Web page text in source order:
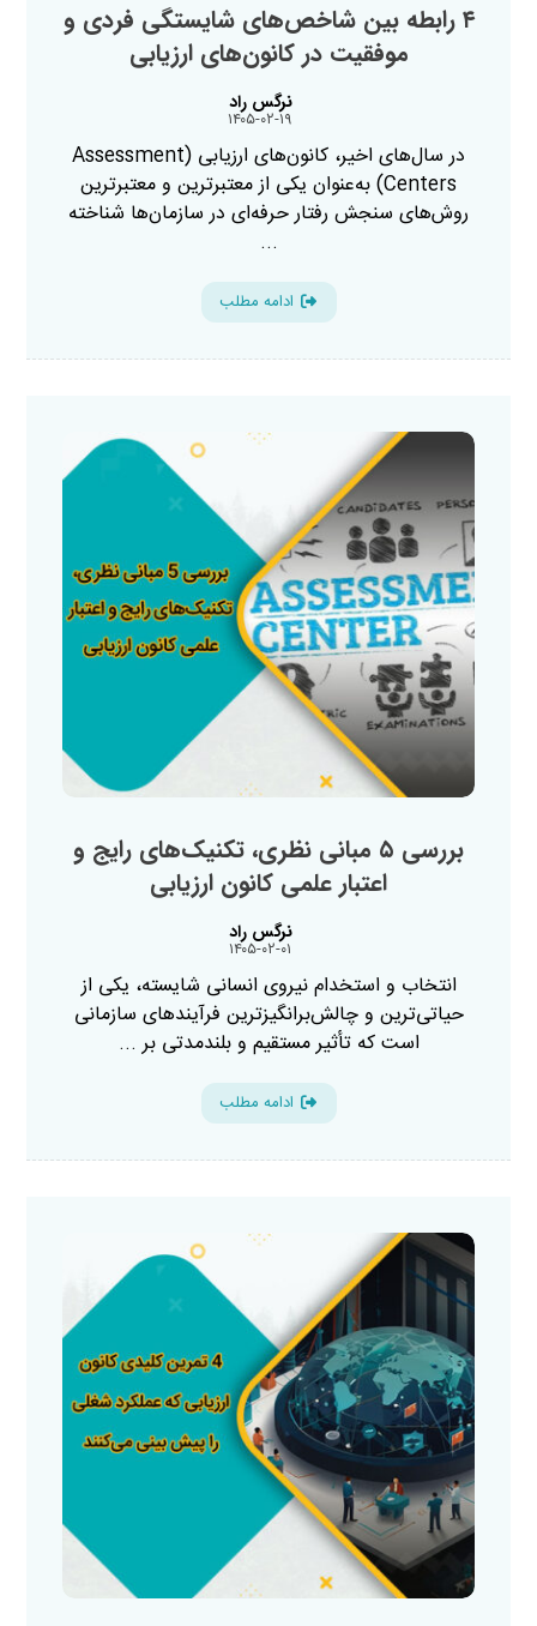
۴ رابطه بین شاخص‌های شایستگی فردی و
موفقیت در کانون‌های ارزیابی
نرگس راد
۱۴۰۵-۰۲-۱۹
در سال‌های اخیر، کانون‌های ارزیابی (Assessment
Centers) به‌عنوان یکی از معتبرترین و معتبرترین
روش‌های سنجش رفتار حرفه‌ای در سازمان‌ها شناخته
...
ادامه مطلب
بررسی ۵ مبانی نظری، تکنیک‌های رایج و
اعتبار علمی کانون ارزیابی
نرگس راد
۱۴۰۵-۰۲-۰۱
انتخاب و استخدام نیروی انسانی شایسته، یکی از
حیاتی‌ترین و چالش‌برانگیزترین فرآیندهای سازمانی
است که تأثیر مستقیم و بلندمدتی بر ...
ادامه مطلب